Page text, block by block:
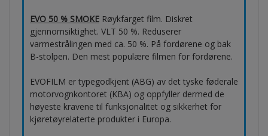
EVO 50 % SMOKE Røykfarget film. Diskret
gjennomsiktighet. VLT 50 %. Reduserer
varmestrålingen med ca. 50 %. På fordørene og bak
B-stolpen. Den mest populære filmen for fordørene.
EVOFILM er typegodkjent (ABG) av det tyske føderale
motorvognkontoret (KBA) og oppfyller dermed de
høyeste kravene til funksjonalitet og sikkerhet for
kjøretøyrelaterte produkter i Europa.